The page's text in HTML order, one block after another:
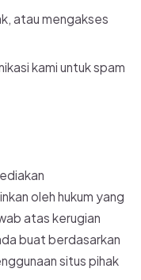
atau mengakses
kami untuk spam
oleh hukum yang
atas kerugian
buat berdasarkan
situs pihak